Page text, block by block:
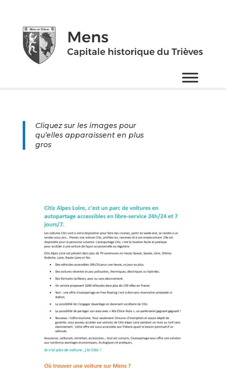
Cliquez sur les images pour
qu’elles apparaissent en plus
gros